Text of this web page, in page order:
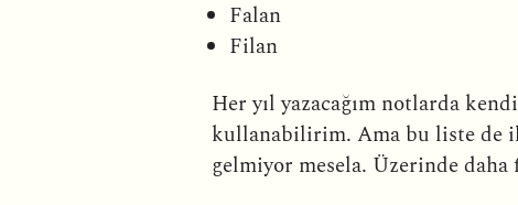
Falan
Filan
Her yıl yazacağım notlarda
kullanabilirim. Ama bu liste de
gelmiyor mesela. Üzerinde